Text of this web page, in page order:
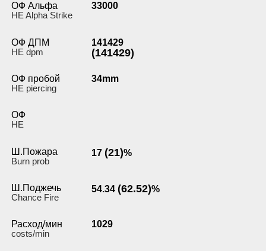
ОФ Альфа
HE Alpha Strike
33000
ОФ ДПМ
HE dpm
141429
(141429)
ОФ пробой
HE piercing
34mm
ОФ
HE
Ш.Пожара
Burn prob
17 (21)%
Ш.Поджечь
Chance Fire
54.34 (62.52)%
Расход/мин
costs/min
1029